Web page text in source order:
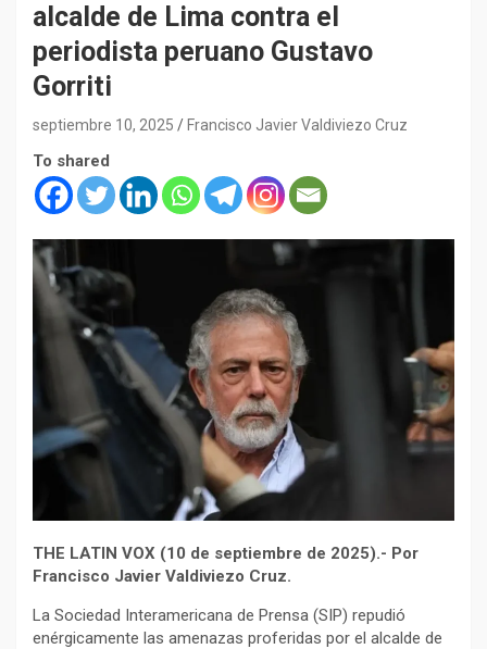
alcalde de Lima contra el
periodista peruano Gustavo
Gorriti
septiembre 10, 2025 Francisco Javier Valdiviezo Cruz
To shared
THE LATIN VOX (10 de septiembre de 2025).- Por
Francisco Javier Valdiviezo Cruz.
La Sociedad Interamericana de Prensa (SIP) repudió
enérgicamente las amenazas proferidas por el alcalde de